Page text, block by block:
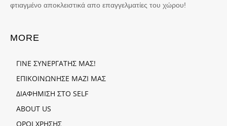
φτιαγμένο αποκλειστικά απο επαγγελματίες του χώρου!
MORE
ΓΙΝΕ ΣΥΝΕΡΓΑΤΗΣ ΜΑΣ!
ΕΠΙΚΟΙΝΩΝΗΣΕ ΜΑΖΙ ΜΑΣ
ΔΙΑΦΗΜΙΣΗ ΣΤΟ SELF
ABOUT US
ΟΡΟΙ ΧΡΗΣΗΣ